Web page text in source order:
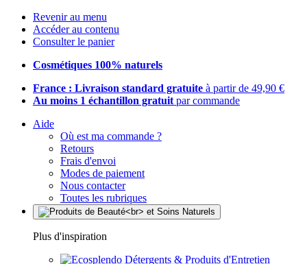
Revenir au menu
Accéder au contenu
Consulter le panier
Cosmétiques 100% naturels
France : Livraison standard gratuite à partir de 49,90 €
Au moins 1 échantillon gratuit par commande
Aide
Où est ma commande ?
Retours
Frais d'envoi
Modes de paiement
Nous contacter
Toutes les rubriques
Plus d'inspiration
Détergents & Produits d'Entretien